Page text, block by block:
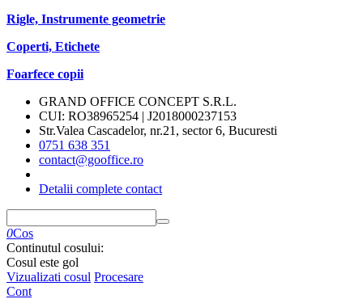
Rigle, Instrumente geometrie
Coperti, Etichete
Foarfece copii
GRAND OFFICE CONCEPT S.R.L.
CUI: RO38965254 | J2018000237153
Str.Valea Cascadelor, nr.21, sector 6, Bucuresti
0751 638 351
contact@gooffice.ro
Detalii complete contact
0Cos
Continutul cosului:
Cosul este gol
Vizualizati cosul Procesare
Cont